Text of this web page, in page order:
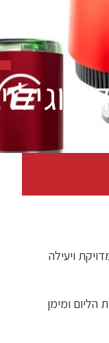
וגילוי
ויעילה
הליום ומימן